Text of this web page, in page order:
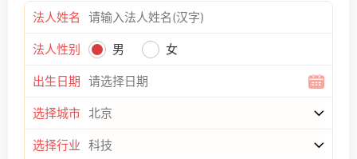
法人姓名
法人性别 男 女
出生日期
选择城市
选择行业